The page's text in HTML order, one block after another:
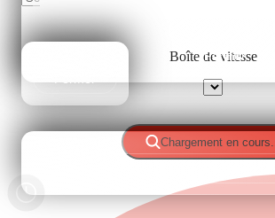
Fermer
Sélectionner
Fermer
Boîte de vitesse
Chargement en cours...